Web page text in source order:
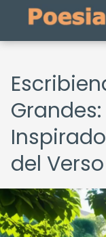
del Verso